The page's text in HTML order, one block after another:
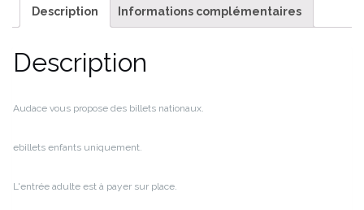
Description Informations complémentaires
Description
Audace vous propose des billets nationaux.
ebillets enfants uniquement.
L'entrée adulte est à payer sur place.